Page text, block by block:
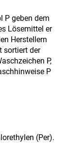
P geben dem
Lösemittel er
Herstellern
sortiert der
P,
P
(Per).